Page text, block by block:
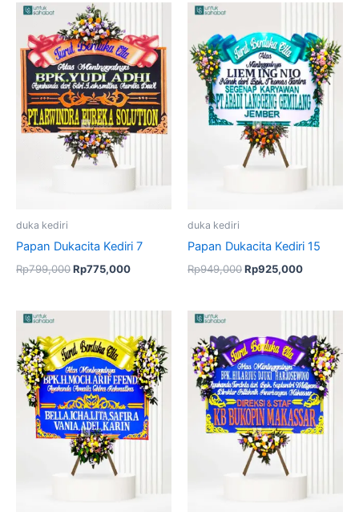
duka kediri
Papan Dukacita Kediri 7
Rp799,000
Original
price
was:
Rp799,000.
Rp775,000
is:
Rp775,000.
duka kediri
Papan Dukacita Kediri 15
Rp949,000
was:
Rp949,000.
Rp925,000
is:
was:
Rp949,000.
is:
Rp925,000.